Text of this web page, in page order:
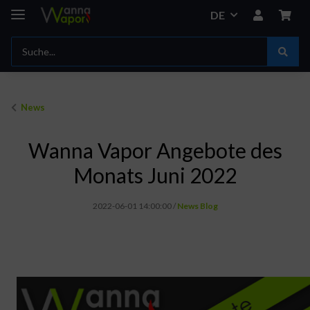
DE
News
Wanna Vapor Angebote des
Monats Juni 2022
2022-06-01 14:00:00 / News Blog